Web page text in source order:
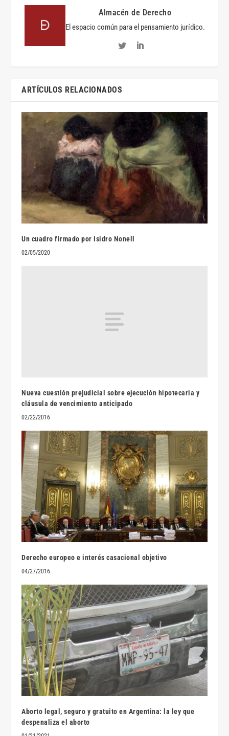
Almacén de Derecho
El espacio común para el pensamiento jurídico.
ARTÍCULOS RELACIONADOS
Un cuadro firmado por Isidro Nonell
02/05/2020
Nueva cuestión prejudicial sobre ejecución hipotecaria y
cláusula de vencimiento anticipado
02/22/2016
Derecho europeo e interés casacional objetivo
04/27/2016
Aborto legal, seguro y gratuito en Argentina: la ley que
despenaliza el aborto